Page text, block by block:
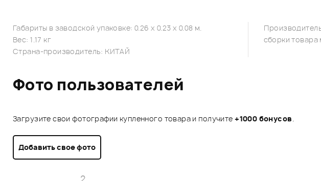
Габариты в заводской упаковке: 0.26 x 0.23 x 0.08 м.
Вес: 1.17 кг
Страна-производитель: КИТАЙ
сборки товара
Фото пользователей
Загрузите свои фотографии купленного товара и получите+1000 бонусов.
Добавить свое фото